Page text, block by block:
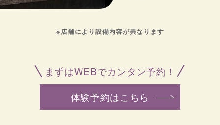
※店舗により設備内容が異なります
まずはWEBでカンタン予約！
体験予約はこちら